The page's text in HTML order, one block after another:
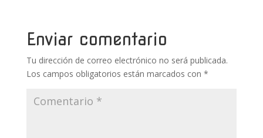
o
k p r
Enviar comentario
Tu dirección de correo electrónico no será publicada.
Los campos obligatorios están marcados con *